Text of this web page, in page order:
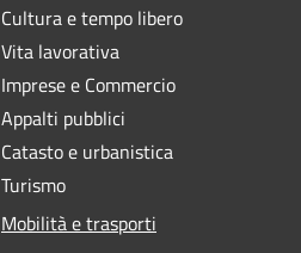
Cultura e tempo libero
Vita lavorativa
Imprese e Commercio
Appalti pubblici
Catasto e urbanistica
Turismo
Mobilità e trasporti